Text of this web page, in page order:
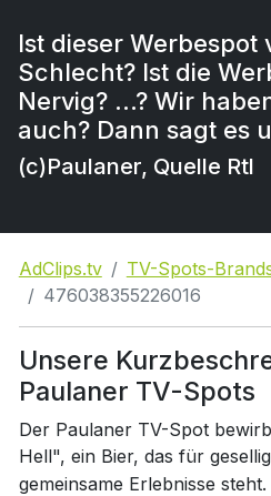
Ist dieser Werbespot
Schlecht? Ist die
Nervig? …? Wir
auch? Dann sagt es
(c)Paulaner, Quelle Rtl
AdClips.tv TV-Spots-
476038355226016
Unsere
Paulaner TV-Spots
Der Paulaner TV-Spot
Hell", ein Bier, das für
gemeinsame Erlebnisse steht.